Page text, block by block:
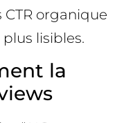
organique
lisibles.
la